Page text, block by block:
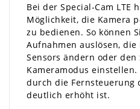
Bei der Special-Cam LTE
Möglichkeit, die Kamera
zu bedienen. So können
Aufnahmen auslösen,
Sensors ändern oder den
Kameramodus
durch die Fernsteuerung
deutlich erhöht ist.